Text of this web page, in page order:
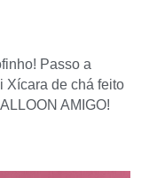
Passo a
Xícara de chá feito
AMIGO!